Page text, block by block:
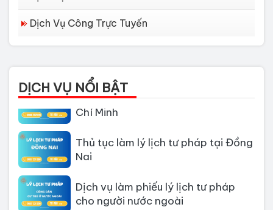
Dịch Vụ Công Trực Tuyến
DỊCH VỤ NỔI BẬT
Dịch vụ làm Lý lịch tư pháp tại Đà
Thủ tục làm Lý Lịch Tư Pháp tại Hồ
Chí Minh
Thủ tục làm lý lịch tư pháp tại Đồng
Nai
Dịch vụ làm phiếu lý lịch tư pháp
cho người nước ngoài